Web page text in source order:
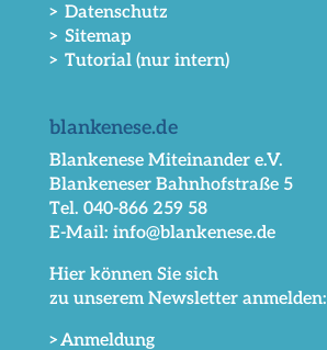
> Datenschutz
> Sitemap
> Tutorial (nur intern)
blankenese.de
Blankenese Miteinander e.V.
Blankeneser Bahnhofstraße 5
Tel. 040-866 259 58
E-Mail: info@blankenese.de
Hier können Sie sich
zu unserem Newsletter anmelden:
>Anmeldung